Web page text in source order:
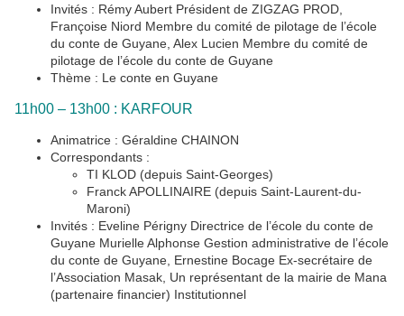
Invités : Rémy Aubert Président de ZIGZAG PROD,
Françoise Niord Membre du comité de pilotage de l’école
du conte de Guyane, Alex Lucien Membre du comité de
pilotage de l’école du conte de Guyane
Thème : Le conte en Guyane
11h00 – 13h00 : KARFOUR
Animatrice : Géraldine CHAINON
Correspondants :
TI KLOD (depuis Saint-Georges)
Franck APOLLINAIRE (depuis Saint-Laurent-du-
Maroni)
Invités : Eveline Périgny Directrice de l’école du conte de
Guyane Murielle Alphonse Gestion administrative de l’école
du conte de Guyane, Ernestine Bocage Ex-secrétaire de
l’Association Masak, Un représentant de la mairie de Mana
(partenaire financier) Institutionnel